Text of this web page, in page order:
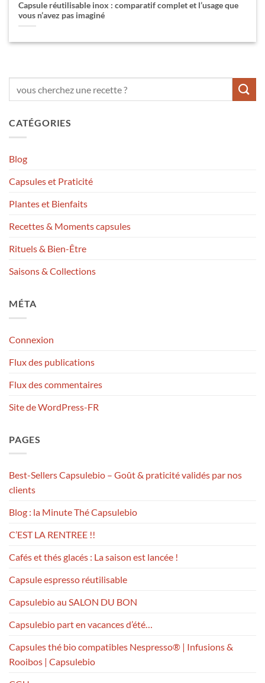
Capsule réutilisable inox : comparatif complet et l’usage que
vous n’avez pas imaginé
CATÉGORIES
Blog
Capsules et Praticité
Plantes et Bienfaits
Recettes & Moments capsules
Rituels & Bien-Être
Saisons & Collections
MÉTA
Connexion
Flux des publications
Flux des commentaires
Site de WordPress-FR
PAGES
Best-Sellers Capsulebio – Goût & praticité validés par nos
clients
Blog : la Minute Thé Capsulebio
C’EST LA RENTREE !!
Cafés et thés glacés : La saison est lancée !
Capsule espresso réutilisable
Capsulebio au SALON DU BON
Capsulebio part en vacances d’été…
Capsules thé bio compatibles Nespresso® | Infusions &
Rooibos | Capsulebio